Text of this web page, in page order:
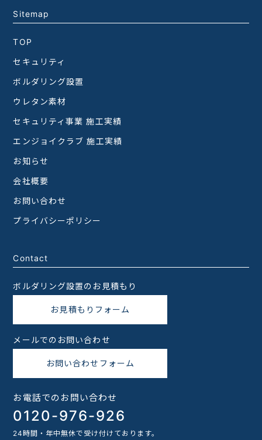
Sitemap
TOP
セキュリティ
ボルダリング設置
ウレタン素材
セキュリティ事業 施工実績
エンジョイクラブ 施工実績
お知らせ
会社概要
お問い合わせ
プライバシーポリシー
Contact
ボルダリング設置のお見積もり
お見積もりフォーム
メールでのお問い合わせ
お問い合わせフォーム
お電話でのお問い合わせ
0120-976-926
24時間・年中無休で受け付けております。